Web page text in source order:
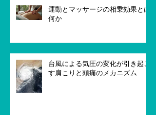
運動とマッサージの相乗効果とは
何か
台風による気圧の変化が引き起こ
す肩こりと頭痛のメカニズム